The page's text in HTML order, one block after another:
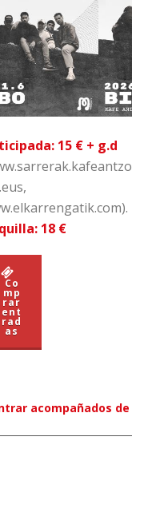
15 € + g.d
18 €
Co
mp
rar
ent
rad
as
acompañados de